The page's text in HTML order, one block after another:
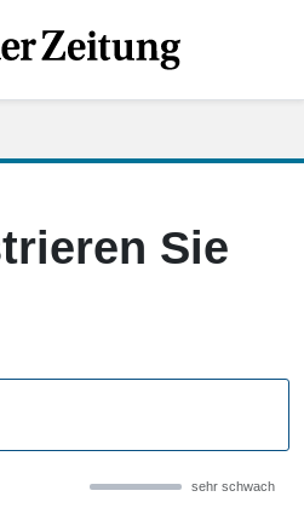
Sie
sehr schwach